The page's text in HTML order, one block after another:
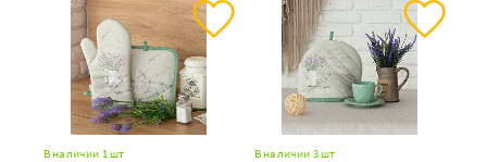
В наличии 1 шт В наличии 3 шт